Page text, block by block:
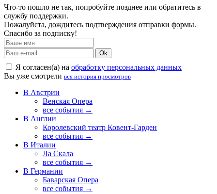
Что-то пошло не так, попробуйте позднее или обратитесь в
службу поддержки.
Пожалуйста, дождитесь подтверждения отправки формы.
Спасибо за подписку!
Ok
Я согласен(а) на обработку персональных данных
Вы уже смотрели вся история просмотров
В Австрии
Венская Опера
все события →
В Англии
Королевский театр Ковент-Гарден
все события →
В Италии
Ла Скала
все события →
В Германии
Баварская Опера
все события →